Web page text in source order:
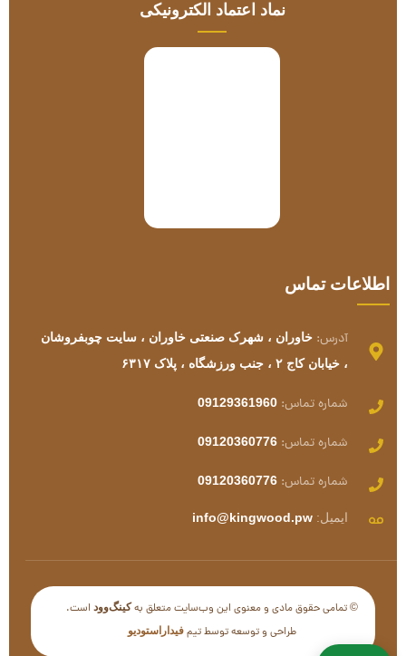
آدرس: خاوران ، شهرک صنعتی خاوران ، سایت چوبفروشان
، خیابان کاج ۲ ، جنب ورزشگاه ، پلاک ۶۳۱۷
شماره تماس: 09129361960
شماره تماس: 09120360776
شماره تماس: 09120360776
ایمیل: info@kingwood.pw
© تمامی حقوق مادی و معنوی این وب‌سایت متعلق بهکینگ‌وود است.
طراحی و توسعه توسط تیم فیداراستودیو